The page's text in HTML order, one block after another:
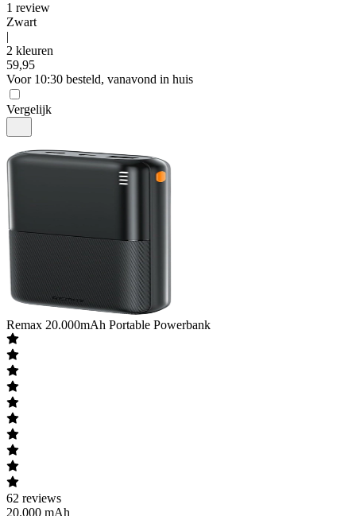
1 review
Zwart
|
2 kleuren
59,95
Voor 10:30 besteld, vanavond in huis
Vergelijk
Remax 20.000mAh Portable Powerbank
62 reviews
20.000 mAh